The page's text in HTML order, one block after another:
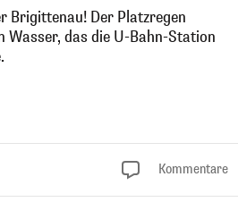
Brigittenau! Der Platzregen
Wasser, das die U-Bahn-Station
Kommentare